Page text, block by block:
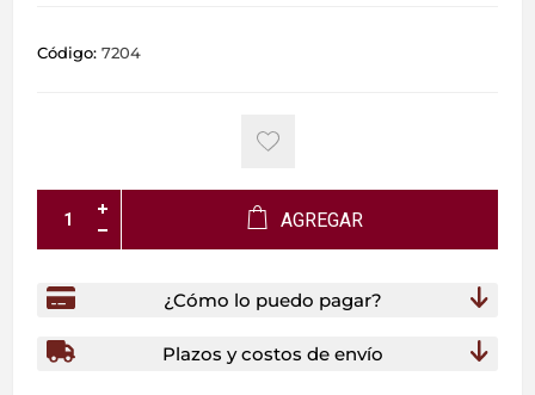
Código: 7204
AGREGAR
¿Cómo lo puedo pagar?
Plazos y costos de envío